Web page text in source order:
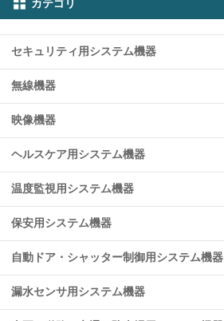
カテゴリ
セキュリティ用システム機器
無線機器
映像機器
ヘルスケア用システム機器
温度監視用システム機器
保安用システム機器
自動ドア・シャッター制御用システム機器
漏水センサ用システム機器